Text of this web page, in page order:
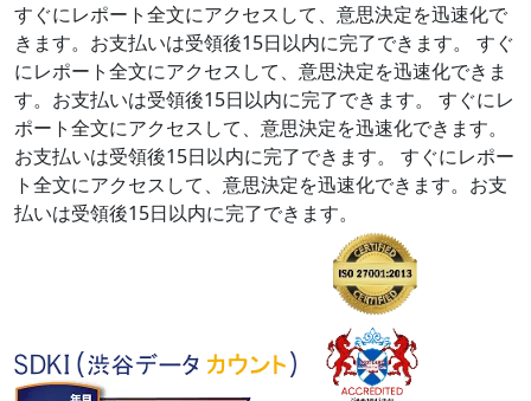
すぐにレポート全文にアクセスして、意思決定を迅速化で
きます。お支払いは受領後15日以内に完了できます。
すぐ
にレポート全文にアクセスして、意思決定を迅速化できま
す。お支払いは受領後15日以内に完了できます。
すぐにレ
ポート全文にアクセスして、意思決定を迅速化できます。
お支払いは受領後15日以内に完了できます。
すぐにレポー
ト全文にアクセスして、意思決定を迅速化できます。お支
払いは受領後15日以内に完了できます。